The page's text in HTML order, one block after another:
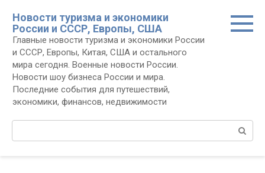
контенту
Новости туризма и экономики
России и СССР, Европы, США
Главные новости туризма и экономики России
и СССР, Европы, Китая, США и остального
мира сегодня. Военные новости России.
Новости шоу бизнеса России и мира.
Последние события для путешествий,
экономики, финансов, недвижимости
Поиск: